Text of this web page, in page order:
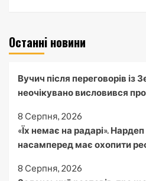
Останні новини
Вучич після переговорів із
неочікувано висловився про
8 Серпня, 2026
«Їх немає на радарі».
насамперед має охопити
8 Серпня, 2026